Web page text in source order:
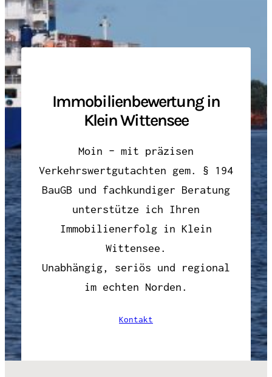
Immobilienbewertung in
Klein Wittensee
Moin – mit präzisen
Verkehrswertgutachten gem. § 194
BauGB und fachkundiger Beratung
unterstütze ich Ihren
Immobilienerfolg in Klein
Wittensee.
Unabhängig, seriös und regional
im echten Norden.
Kontakt